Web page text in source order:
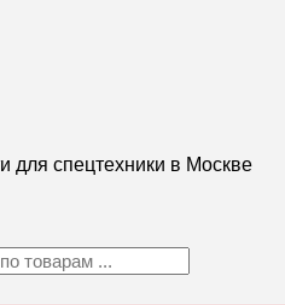
для спецтехники в Москве